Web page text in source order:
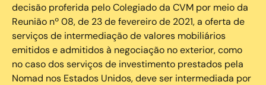
decisão proferida pelo Colegiado da CVM por meio da
Reunião nº 08, de 23 de fevereiro de 2021, a oferta de
serviços de intermediação de valores mobiliários
emitidos e admitidos à negociação no exterior, como
no caso dos serviços de investimento prestados pela
Nomad nos Estados Unidos, deve ser intermediada por